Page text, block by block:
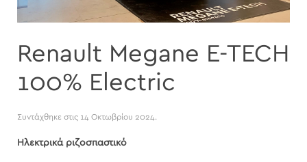
Renault Megane E-TECH
100% Electric
Συντάχθηκε στις 14 Οκτωβρίου 2024.
Ηλεκτρικά ριζοσπαστικό